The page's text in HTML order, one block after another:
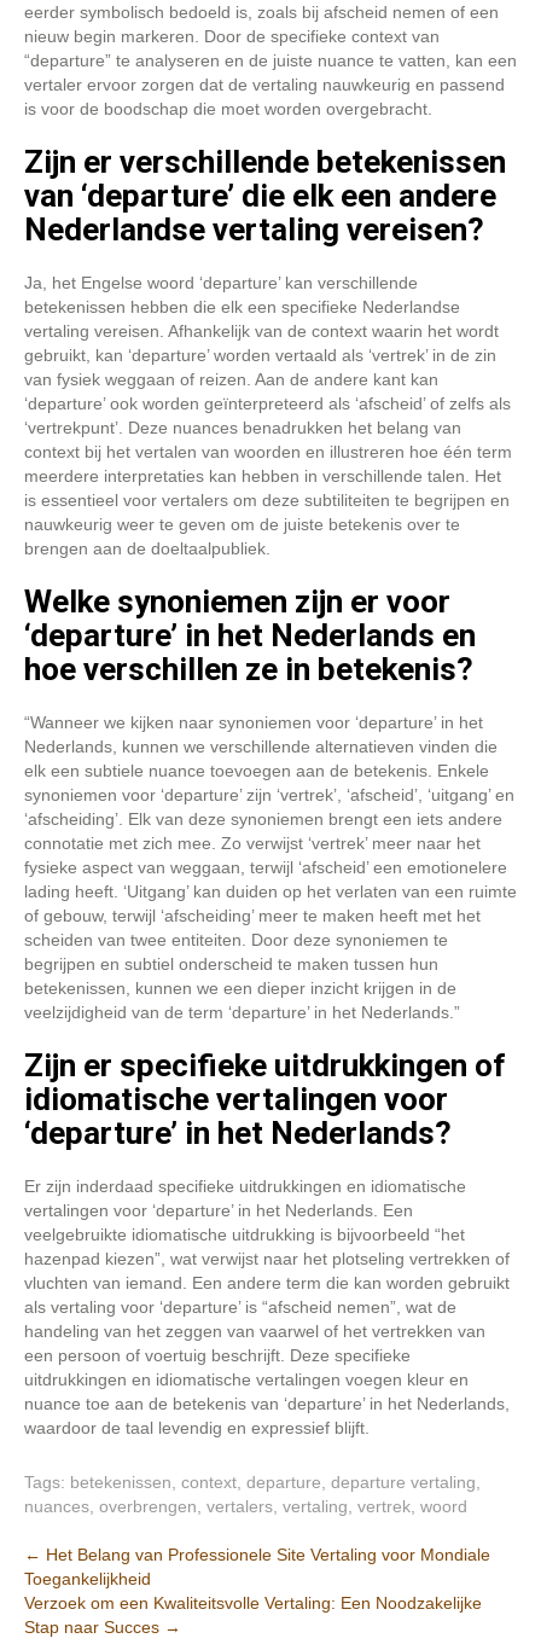
eerder symbolisch bedoeld is, zoals bij afscheid nemen of een
nieuw begin markeren. Door de specifieke context van
“departure” te analyseren en de juiste nuance te vatten, kan een
vertaler ervoor zorgen dat de vertaling nauwkeurig en passend
is voor de boodschap die moet worden overgebracht.
Zijn er verschillende betekenissen
van ‘departure’ die elk een andere
Nederlandse vertaling vereisen?
Ja, het Engelse woord ‘departure’ kan verschillende
betekenissen hebben die elk een specifieke Nederlandse
vertaling vereisen. Afhankelijk van de context waarin het wordt
gebruikt, kan ‘departure’ worden vertaald als ‘vertrek’ in de zin
van fysiek weggaan of reizen. Aan de andere kant kan
‘departure’ ook worden geïnterpreteerd als ‘afscheid’ of zelfs als
‘vertrekpunt’. Deze nuances benadrukken het belang van
context bij het vertalen van woorden en illustreren hoe één term
meerdere interpretaties kan hebben in verschillende talen. Het
is essentieel voor vertalers om deze subtiliteiten te begrijpen en
nauwkeurig weer te geven om de juiste betekenis over te
brengen aan de doeltaalpubliek.
Welke synoniemen zijn er voor
‘departure’ in het Nederlands en
hoe verschillen ze in betekenis?
“Wanneer we kijken naar synoniemen voor ‘departure’ in het
Nederlands, kunnen we verschillende alternatieven vinden die
elk een subtiele nuance toevoegen aan de betekenis. Enkele
synoniemen voor ‘departure’ zijn ‘vertrek’, ‘afscheid’, ‘uitgang’ en
‘afscheiding’. Elk van deze synoniemen brengt een iets andere
connotatie met zich mee. Zo verwijst ‘vertrek’ meer naar het
fysieke aspect van weggaan, terwijl ‘afscheid’ een emotionelere
lading heeft. ‘Uitgang’ kan duiden op het verlaten van een ruimte
of gebouw, terwijl ‘afscheiding’ meer te maken heeft met het
scheiden van twee entiteiten. Door deze synoniemen te
begrijpen en subtiel onderscheid te maken tussen hun
betekenissen, kunnen we een dieper inzicht krijgen in de
veelzijdigheid van de term ‘departure’ in het Nederlands.”
Zijn er specifieke uitdrukkingen of
idiomatische vertalingen voor
‘departure’ in het Nederlands?
Er zijn inderdaad specifieke uitdrukkingen en idiomatische
vertalingen voor ‘departure’ in het Nederlands. Een
veelgebruikte idiomatische uitdrukking is bijvoorbeeld “het
hazenpad kiezen”, wat verwijst naar het plotseling vertrekken of
vluchten van iemand. Een andere term die kan worden gebruikt
als vertaling voor ‘departure’ is “afscheid nemen”, wat de
handeling van het zeggen van vaarwel of het vertrekken van
een persoon of voertuig beschrijft. Deze specifieke
uitdrukkingen en idiomatische vertalingen voegen kleur en
nuance toe aan de betekenis van ‘departure’ in het Nederlands,
waardoor de taal levendig en expressief blijft.
Tags: betekenissen context departure departure vertaling
nuances overbrengen vertalers vertaling vertrek woord
Berichtnavigatie
← Het Belang van Professionele Site Vertaling voor Mondiale
Toegankelijkheid
Verzoek om een Kwaliteitsvolle Vertaling: Een Noodzakelijke
Stap naar Succes →